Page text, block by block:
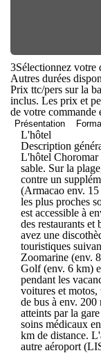
3Sélectionnez votre
Autres durées
Prix ttc/pers sur la
inclus. Les prix et
de votre commande
Présentation
L'hôtel
Description
L'hôtel Choromar
sable. Sur la
contre un
(Armacao env.
les plus proches
est accessible à
des restaurants et
avez une
touristiques
Zoomarine (env.
Golf (env. 6 km)
pendant les
voitures et
de bus à env.
atteints par la
soins médicaux
km de distance.
autre aéroport